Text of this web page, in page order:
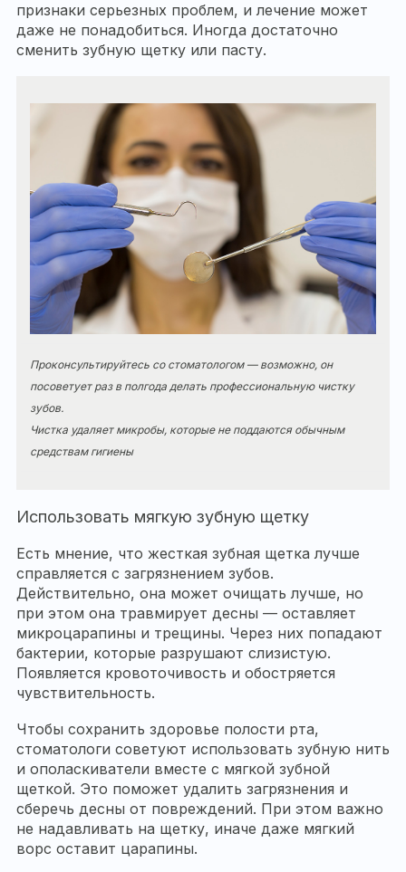
признаки серьезных проблем, и лечение может
даже не понадобиться. Иногда достаточно
сменить зубную щетку или пасту.
Проконсультируйтесь со стоматологом — возможно, он
посоветует раз в полгода делать профессиональную чистку
зубов.
Чистка удаляет микробы, которые не поддаются обычным
средствам гигиены
Использовать мягкую зубную щетку
Есть мнение, что жесткая зубная щетка лучше
справляется с загрязнением зубов.
Действительно, она может очищать лучше, но
при этом она травмирует десны — оставляет
микроцарапины и трещины. Через них попадают
бактерии, которые разрушают слизистую.
Появляется кровоточивость и обостряется
чувствительность.
Чтобы сохранить здоровье полости рта,
стоматологи советуют использовать зубную нить
и ополаскиватели вместе с мягкой зубной
щеткой. Это поможет удалить загрязнения и
сберечь десны от повреждений. При этом важно
не надавливать на щетку, иначе даже мягкий
ворс оставит царапины.